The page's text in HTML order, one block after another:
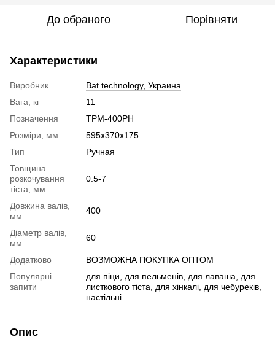
До обраного Порівняти
Характеристики
Виробник
Bat technology, Украина
Вага, кг
11
Позначення
ТРМ-400РН
Розміри, мм:
595x370x175
Тип
Ручная
Товщина
розкочування
тіста, мм:
0.5-7
Довжина валів,
мм:
400
Діаметр валів,
мм:
60
Додатково
ВОЗМОЖНА ПОКУПКА ОПТОМ
Популярні
запити
для піци, для пельменів, для лаваша, для
листкового тіста, для хінкалі, для чебуреків,
настільні
Опис